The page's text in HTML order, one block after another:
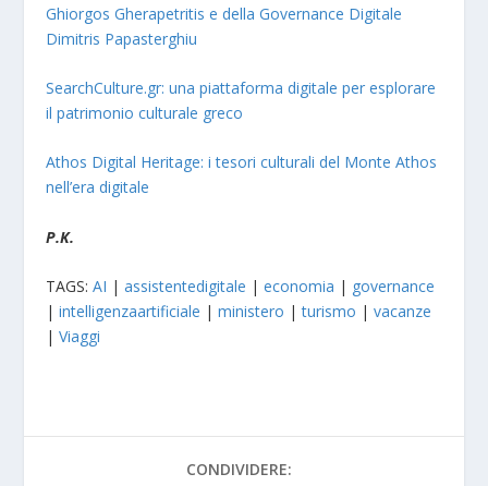
Ghiorgos Gherapetritis e della Governance Digitale
Dimitris Papasterghiu
SearchCulture.gr: una piattaforma digitale per esplorare
il patrimonio culturale greco
Athos Digital Heritage: i tesori culturali del Monte Athos
nell’era digitale
P.K.
TAGS:AI |assistentedigitale |economia | governance
|intelligenzaartificiale |ministero |turismo |vacanze
|Viaggi
CONDIVIDERE: